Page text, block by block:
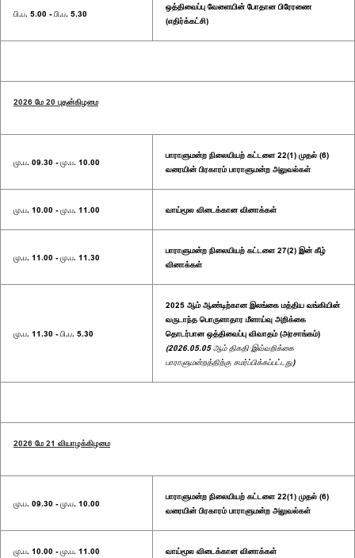
பி.ப. 5.00 - பி.ப. 5.30
ஒத்திவைப்பு வேளையின் போதான பிரேரணை
(எதிர்க்கட்சி)
2026 மே 20 புதன்கிழமை
மு.ப. 09.30 - மு.ப. 10.00
பாராளுமன்ற நிலையியற் கட்டளை 22(1) முதல் (6)
வரையின் பிரகாரம் பாராளுமன்ற அலுவல்கள்
மு.ப. 10.00 - மு.ப. 11.00 வாய்மூல விடைக்கான வினாக்கள்
மு.ப. 11.00 - மு.ப. 11.30
பாராளுமன்ற நிலையியற் கட்டளை 27(2) இன் கீழ்
வினாக்கள்
மு.ப. 11.30 - பி.ப. 5.30
2025 ஆம் ஆண்டிற்கான இலங்கை மத்திய வங்கியின்
வருடாந்த பொருளாதார மீளாய்வு அறிக்கை
தொடர்பான ஒத்திவைப்பு விவாதம் (அரசாங்கம்)
(2026.05.05 ஆம் திகதி இவ்வறிக்கை
பாராளுமன்றத்திற்கு சமர்ப்பிக்கப்பட்டது)
2026 மே 21 வியாழக்கிழமை
மு.ப. 09.30 - மு.ப. 10.00
பாராளுமன்ற நிலையியற் கட்டளை 22(1) முதல் (6)
வரையின் பிரகாரம் பாராளுமன்ற அலுவல்கள்
மு.ப. 10.00 - மு.ப. 11.00 வாய்மூல விடைக்கான வினாக்கள்